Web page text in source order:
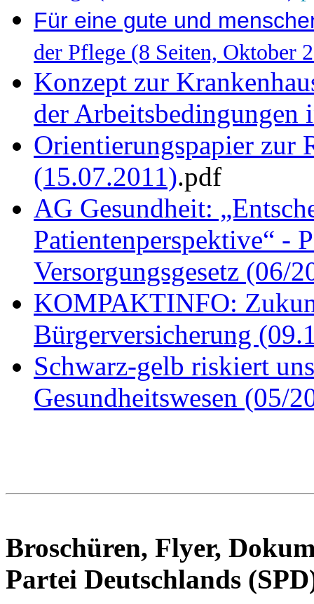
Für eine gute und
der Pflege (8 Seiten, Oktober
Konzept zur
der
Orientierungspapier zur
(15.07.2011).pdf
AG Gesundheit:
Patientenperspektive“ -
Versorgungsgesetz (06/
KOMPAKTINFO:
Bürgerversicherung
Schwarz-gelb riskiert
Gesundheitswesen (05/
Broschüren, Flyer,
Partei Deutschlands